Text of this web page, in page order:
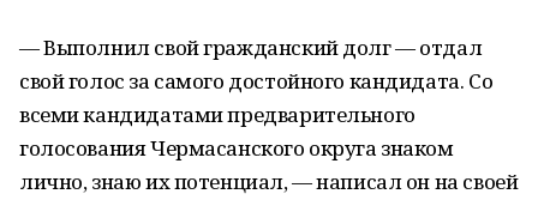
— Выполнил свой гражданский долг — отдал
свой голос за самого достойного кандидата. Со
всеми кандидатами предварительного
голосования Чермасанского округа знаком
лично, знаю их потенциал, — написал он на своей